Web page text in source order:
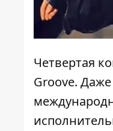
Четвертая
Groove.